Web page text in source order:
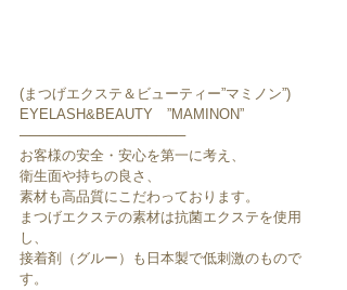
(まつげエクステ＆ビューティー”マミノン”)
EYELASH&BEAUTY　”MAMINON”
─────────────────
お客様の安全・安心を第一に考え、
衛生面や持ちの良さ、
素材も高品質にこだわっております。
まつげエクステの素材は抗菌エクステを使用
し、
接着剤（グルー）も日本製で低刺激のもので
す。